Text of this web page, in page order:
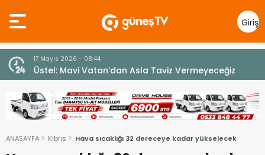
Giriş
Yap
10 Temmuz 2026 - 18:49
Cumhurbaşkanı Erhürman sergi açılışında
fenalaşarak hastaneye kaldırıldı
ANASAYFA Kıbrıs Hava sıcaklığı 32 dereceye kadar yükselecek